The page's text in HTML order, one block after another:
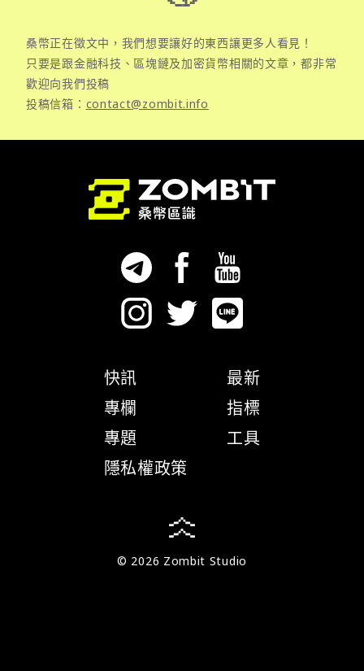
桑幣正在徵文中，我們想要讓好的東西讓更多人看見！
只要是跟金融科技、區塊鏈及加密貨幣相關的文章，都非常
歡迎向我們投稿
投稿信箱： contact@zombit.info
快訊
專欄
專題
隱私權政策
最新
指標
工具
© 2026 Zombit Studio